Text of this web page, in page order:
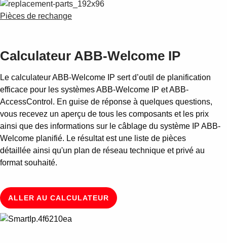
Pièces de rechange
Calculateur ABB-Welcome IP
Le calculateur ABB-Welcome IP sert d’outil de planification
efficace pour les systèmes ABB-Welcome IP et ABB-
AccessControl. En guise de réponse à quelques questions,
vous recevez un aperçu de tous les composants et les prix
ainsi que des informations sur le câblage du système IP ABB-
Welcome planifié. Le résultat est une liste de pièces
détaillée ainsi qu'un plan de réseau technique et privé au
format souhaité.
ALLER AU CALCULATEUR